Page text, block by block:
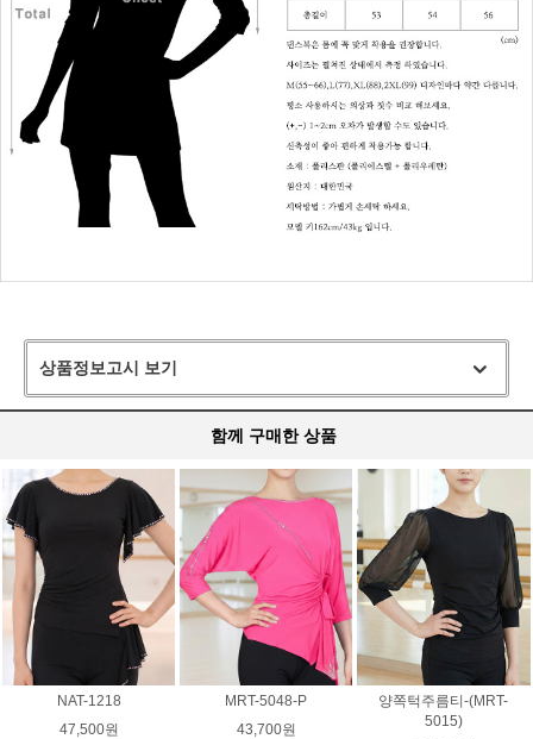
상품정보고시 보기
함께 구매한 상품
NAT-1218
47,500원
MRT-5048-P
43,700원
양쪽턱주름티-(MRT-
5015)